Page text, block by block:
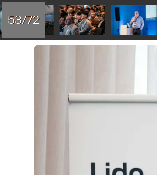
53/72